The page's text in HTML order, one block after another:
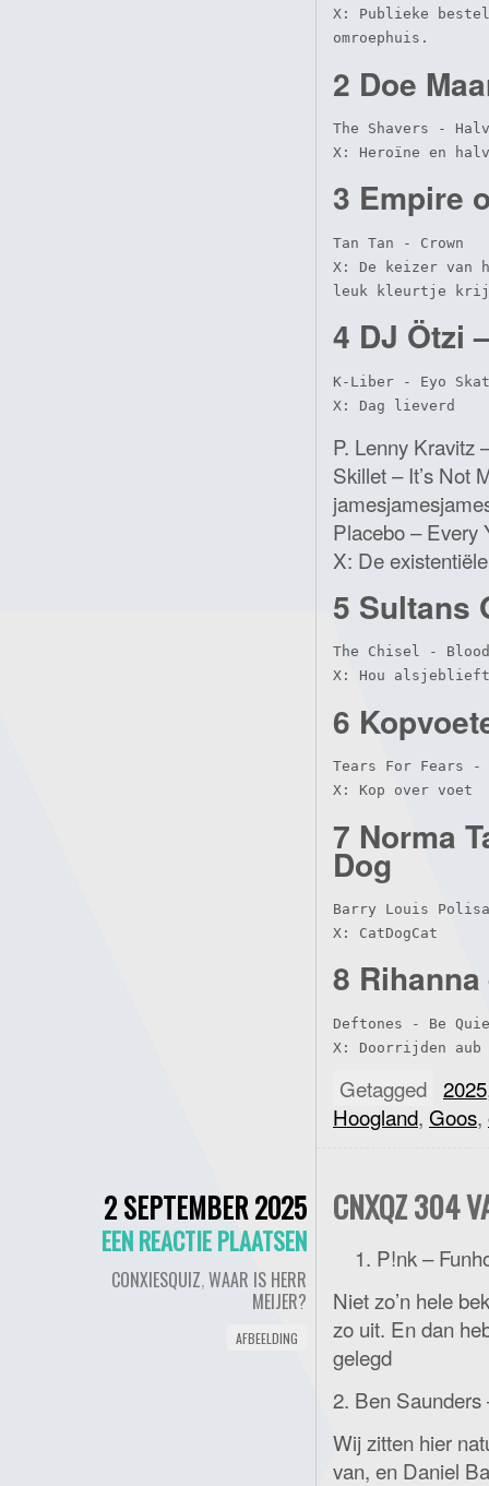
X: Publieke bestel
omroephuis.
2 Doe
The Shavers -
X: Heroïne en
3 Empire
Tan Tan - Crown
X: De keizer van
leuk kleurtje
4 DJ Ötzi
K-Liber - Eyo
X: Dag lieverd
P. Lenny Kravitz
Skillet – It’s Not
Placebo – Every
X: De
5 Sultans
The Chisel -
X: Hou
6
Tears For Fears -
X: Kop over voet
7 Norma
Dog
Barry Louis
X: CatDogCat
8
Deftones - Be
X: Doorrijden aub
Getagged 2025
Hoogland, Goos,
2 SEPTEMBER 2025
EEN REACTIE PLAATSEN
CONXIESQUIZ,WAAR IS HERR
MEIJER?
AFBEELDING
CNXQZ 304
P!nk –
Niet zo’n hele
zo uit. En dan
gelegd
2. Ben
Wij zitten hier
van, en Daniel